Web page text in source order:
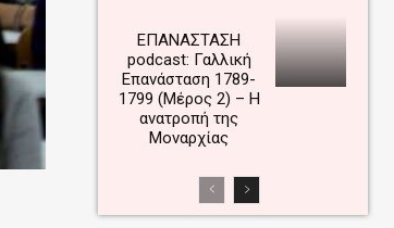
ΕΠΑΝΑΣΤΑΣΗ
podcast: Γαλλική
Επανάσταση 1789-
1799 (Μέρος 2) – Η
ανατροπή της
Μοναρχίας